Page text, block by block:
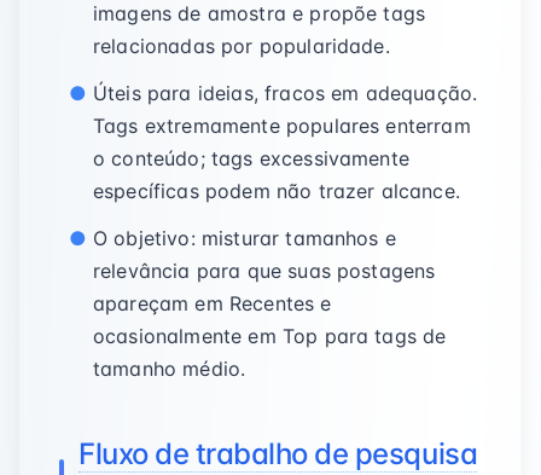
imagens de amostra e propõe tags
relacionadas por popularidade.
Úteis para ideias, fracos em adequação.
Tags extremamente populares enterram
o conteúdo; tags excessivamente
específicas podem não trazer alcance.
O objetivo: misturar tamanhos e
relevância para que suas postagens
apareçam em Recentes e
ocasionalmente em Top para tags de
tamanho médio.
Fluxo de trabalho de pesquisa